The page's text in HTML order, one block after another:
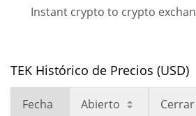
All Time Low
ago. 3, 2026 (6 days ago)
Instant crypto to crypto
TEK Histórico de Precios (USD)
Fecha Abierto Cerrar